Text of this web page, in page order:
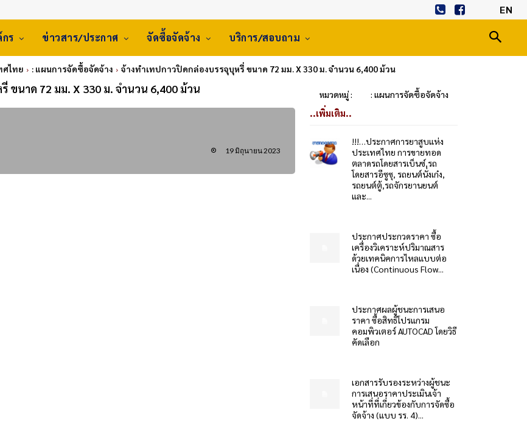
EN
ร ข่าวสาร/ประกาศ จัดซื้อจัดจ้าง บริการ/สอบถาม
ศไทย : แผนการจัดซื้อจัดจ้าง จ้างทำเทปกาวปิดกล่องบรรจุบุหรี่ ขนาด 72 มม. X 330 ม. จำนวน 6,400 ม้วน
ขนาด 72 มม. X 330 ม. จำนวน 6,400 ม้วน หมวดหมู่ : : แผนการจัดซื้อจัดจ้าง
19 มิถุนายน 2023
..เพิ่มเติม..
!!!…ประกาศการยาสูบแห่ง
ประเทศไทย การขายทอด
ตลาดรถโดยสารเบ็นซ์,รถ
โดยสารอีซูซุ, รถยนต์นั่งเก๋ง,
รถยนต์ตู้,รถจักรยานยนต์
และ...
ประกาศประกวดราคา ซื้อ
เครื่องวิเคราะห์ปริมาณสาร
ด้วยเทคนิคการไหลแบบต่อ
เนื่อง (Continuous Flow...
ประกาศผลผู้ชนะการเสนอ
ราคา ซื้อสิทธิโปรแกรม
คอมพิวเตอร์ AUTOCAD โดยวิธี
คัดเลือก
เอกสารรับรองระหว่างผู้ชนะ
การเสนอราคาประเมินเจ้า
หน้าที่ที่เกี่ยวข้องกับการจัดซื้อ
จัดจ้าง (แบบ รร. 4)...